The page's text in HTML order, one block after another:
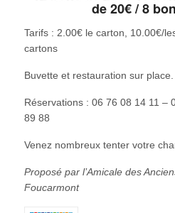
de 20€ / 8
Tarifs : 2.00€ le carton, 10.00€/
cartons
Buvette et restauration sur place.
Réservations : 06 76 08 14 11 –
89 88
Venez nombreux tenter votre
Proposé par l’Amicale des
Foucarmont